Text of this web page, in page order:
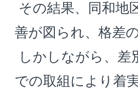
その結果、同和地
善が図られ、格差
しかしながら、
での取組により着